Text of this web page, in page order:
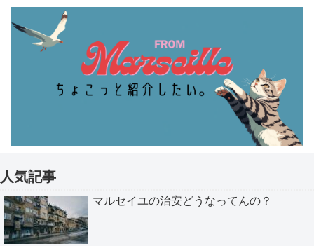
人気記事
マルセイユの治安どうなってんの？